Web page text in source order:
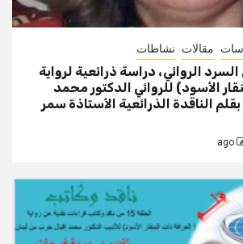
مقالات نشاطات
السرد الروائي، دراسة ذرائعية لرواية
الأسود) للروائي الدكتور محمد
الناقدة الذرائعية الأستاذة سمر